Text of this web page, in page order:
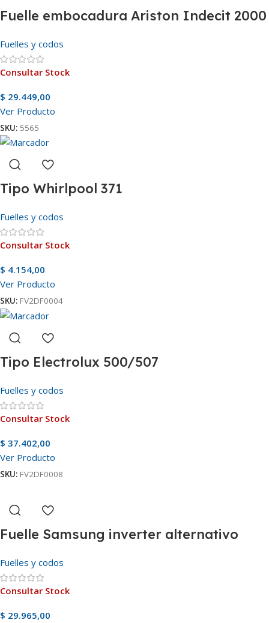
Fuelle embocadura Ariston Indecit 2000
Fuelles y codos
Consultar Stock
$ 29.449,00
Ver Producto
SKU: 5565
Tipo Whirlpool 371
Fuelles y codos
Consultar Stock
$ 4.154,00
Ver Producto
SKU: FV2DF0004
Tipo Electrolux 500/507
Fuelles y codos
Consultar Stock
$ 37.402,00
Ver Producto
SKU: FV2DF0008
Fuelle Samsung inverter alternativo
Fuelles y codos
Consultar Stock
$ 29.965,00